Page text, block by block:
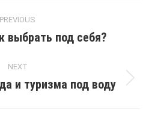
PREVIOUS
Previous
выбрать под себя?
NEXT
Next
и туризма под воду